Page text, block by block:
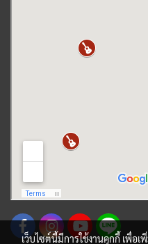
เว็บไซต์นี้มีการใช้งานคุกกี้ เพื่